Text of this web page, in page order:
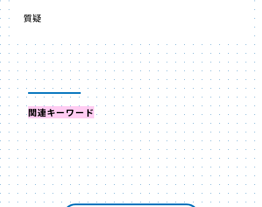
質疑
関連キーワード からイベントを探す